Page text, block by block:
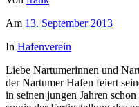
Am 13. September 2013
In Hafenverein
Liebe Nartumerinnen und
der Nartumer Hafen feiert
in seinen jungen Jahren